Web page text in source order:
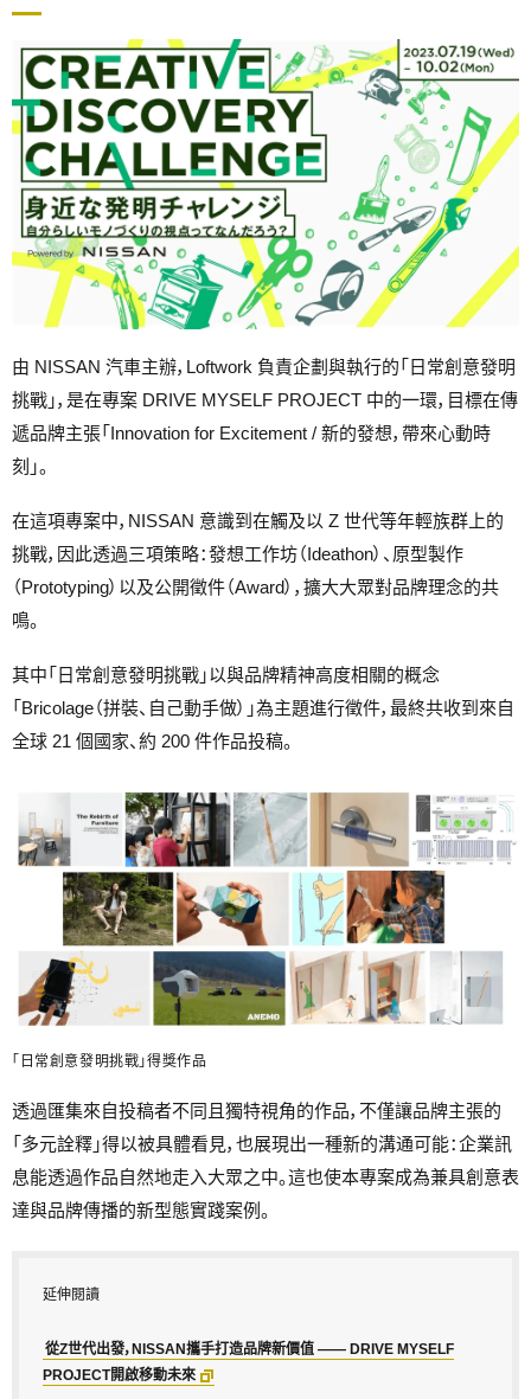
由 NISSAN 汽車主辦，Loftwork 負責企劃與執行的「日常創意發明
挑戰」，是在專案 DRIVE MYSELF PROJECT 中的一環，目標在傳
遞品牌主張「Innovation for Excitement / 新的發想，帶來心動時
刻」。
在這項專案中，NISSAN 意識到在觸及以 Z 世代等年輕族群上的
挑戰，因此透過三項策略：發想工作坊（Ideathon）、原型製作
（Prototyping）以及公開徵件（Award），擴大大眾對品牌理念的共
鳴。
其中「日常創意發明挑戰」以與品牌精神高度相關的概念
「Bricolage（拼裝、自己動手做）」為主題進行徵件，最終共收到來自
全球 21 個國家、約 200 件作品投稿。
「日常創意發明挑戰」得獎作品
透過匯集來自投稿者不同且獨特視角的作品，不僅讓品牌主張的
「多元詮釋」得以被具體看見，也展現出一種新的溝通可能：企業訊
息能透過作品自然地走入大眾之中。這也使本專案成為兼具創意表
達與品牌傳播的新型態實踐案例。
延伸閱讀
從Z世代出發，NISSAN攜手打造品牌新價值 —— DRIVE MYSELF
PROJECT開啟移動未來